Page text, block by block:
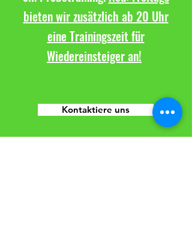
bieten wir zusätzlich ab 20 Uhr
eine Trainingszeit für
Wiedereinsteiger an!
Kontaktiere uns